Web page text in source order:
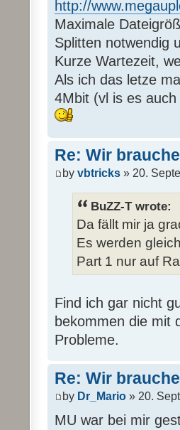
http://
Maximale
Splitten notwendig
Kurze Wartezeit,
Als ich das letze
4Mbit (vl is es
Re: Wir
by vbtricks » 20.
BuZZ-T wrote:
Da fällt mir ja
Es werden
Part 1 nur auf
Find ich gar nicht
bekommen die mit
Probleme.
Re: Wir
by Dr_Mario » 20.
MU war bei mir